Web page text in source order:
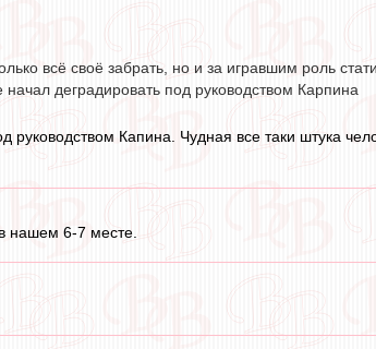
всё своё забрать, но и за игравшим роль
деградировать под руководством Карпина
Капина. Чудная все таки штука
нашем 6-7 месте.